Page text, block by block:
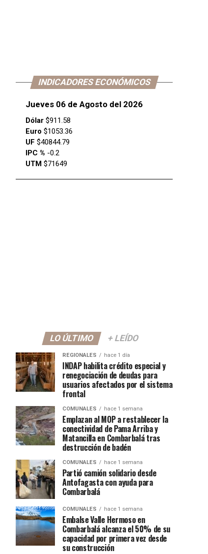
INDICADORES ECONÓMICOS
Jueves 06 de Agosto del 2026
Dólar $911.58
Euro $1053.36
UF $40844.79
IPC % -0.2
UTM $71649
LO ÚLTIMO + LEÍDO
REGIONALES hace 1 día
INDAP habilita crédito especial y
renegociación de deudas para
usuarios afectados por el sistema
frontal
COMUNALES hace 1 semana
Emplazan al MOP a restablecer la
conectividad de Pama Arriba y
Matancilla en Combarbalá tras
destrucción de badén
COMUNALES hace 1 semana
Partió camión solidario desde
Antofagasta con ayuda para
Combarbalá
COMUNALES hace 1 semana
Embalse Valle Hermoso en
Combarbalá alcanza el 50% de su
capacidad por primera vez desde
su construcción